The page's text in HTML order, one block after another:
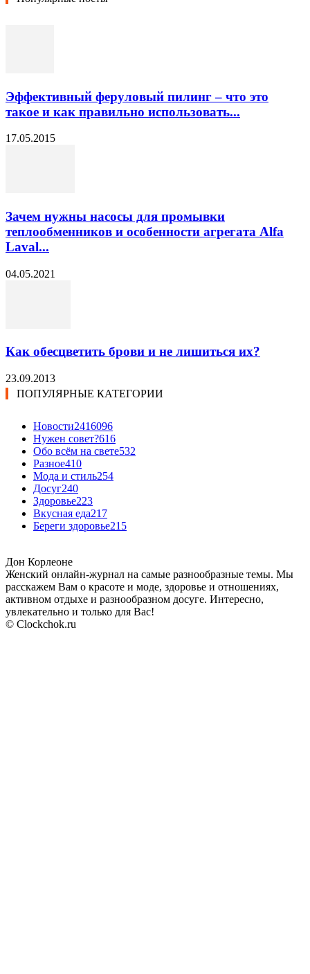
Эффективный феруловый пилинг – что это
такое и как правильно использовать...
17.05.2015
Зачем нужны насосы для промывки
теплообменников и особенности агрегата Alfa
Laval...
04.05.2021
Как обесцветить брови и не лишиться их?
23.09.2013
ПОПУЛЯРНЫЕ КАТЕГОРИИ
Новости2416096
Нужен совет?616
Обо всём на свете532
Разное410
Мода и стиль254
Досуг240
Здоровье223
Вкусная еда217
Береги здоровье215
Дон Корлеоне
Женский онлайн-журнал на самые разнообразные темы. Мы
расскажем Вам о красоте и моде, здоровье и отношениях,
активном отдыхе и разнообразном досуге. Интересно,
увлекательно и только для Вас!
© Clockchok.ru